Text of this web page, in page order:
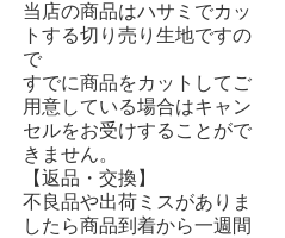
当店の商品はハサミでカッ
トする切り売り生地ですの
で
すでに商品をカットしてご
用意している場合はキャン
セルをお受けすることがで
きません。
【返品・交換】
不良品や出荷ミスがありま
したら商品到着から一週間